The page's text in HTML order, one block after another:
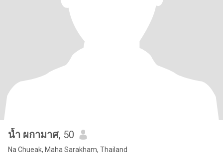
น้ำ ผกามาศ, 50
Na Chueak, Maha Sarakham, Thailand